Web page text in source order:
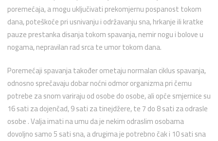
poremećaja, a mogu uključivati prekomjernu pospanost tokom
dana, poteškoće pri usnivanju i održavanju sna, hrkanje ili kratke
pauze prestanka disanja tokom spavanja, nemir nogu i bolove u
nogama, nepravilan rad srca te umor tokom dana.
Poremećaji spavanja također ometaju normalan ciklus spavanja,
odnosno sprečavaju dobar noćni odmor organizma pri čemu
potrebe za snom variraju od osobe do osobe, ali opće smjernice su
16 sati za dojenčad, 9 sati za tinejdžere, te 7 do 8 sati za odrasle
osobe . Valja imati na umu da je nekim odraslim osobama
dovoljno samo 5 sati sna, a drugima je potrebno čak i 10 sati sna